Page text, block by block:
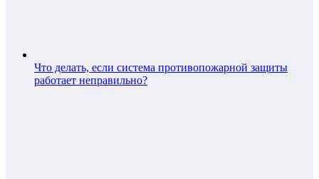
Что делать, если система противопожарной защиты
работает неправильно?